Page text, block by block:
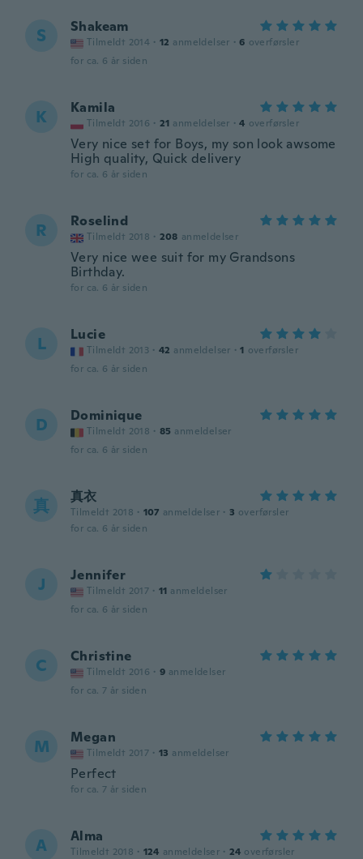
S Shakeam
Tilmeldt 2014 · 12 anmeldelser · 6 overførsler
for ca. 6 år siden
K Kamila
Tilmeldt 2016 · 21 anmeldelser · 4 overførsler
Very nice set for Boys, my son look awsome
High quality, Quick delivery
for ca. 6 år siden
R Roselind
Tilmeldt 2018 · 208 anmeldelser
Very nice wee suit for my Grandsons
Birthday.
for ca. 6 år siden
L Lucie
Tilmeldt 2013 · 42 anmeldelser · 1 overførsler
for ca. 6 år siden
D Dominique
Tilmeldt 2018 · 85 anmeldelser
for ca. 6 år siden
真 真衣
Tilmeldt 2018 · 107 anmeldelser · 3 overførsler
for ca. 6 år siden
J Jennifer
Tilmeldt 2017 · 11 anmeldelser
for ca. 6 år siden
C Christine
Tilmeldt 2016 · 9 anmeldelser
for ca. 7 år siden
M Megan
Tilmeldt 2017 · 13 anmeldelser
Perfect
for ca. 7 år siden
A Alma
Tilmeldt 2018 · 124 anmeldelser · 24 overførsler